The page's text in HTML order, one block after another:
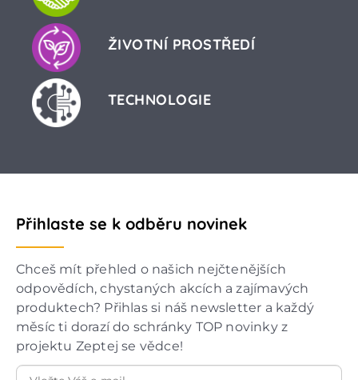
ŽIVOTNÍ PROSTŘEDÍ
TECHNOLOGIE
Přihlaste se k odběru novinek
Chceš mít přehled o našich nejčtenějších
odpovědích, chystaných akcích a zajímavých
produktech? Přihlas si náš newsletter a každý
měsíc ti dorazí do schránky TOP novinky z
projektu Zeptej se vědce!